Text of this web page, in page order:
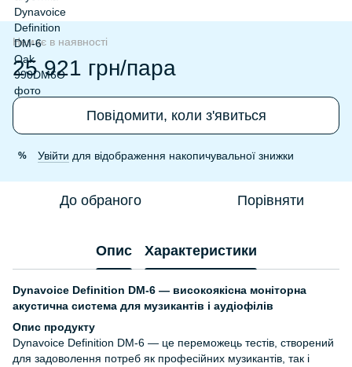
Немає в наявності
25 921 грн/пара
Повідомити, коли з'явиться
% Увійти для відображення накопичувальної знижки
До обраного Порівняти
Опис Характеристики
Dynavoice Definition DM-6 — високоякісна моніторна
акустична система для музикантів і аудіофілів
Опис продукту
Dynavoice Definition DM-6 — це переможець тестів, створений
для задоволення потреб як професійних музикантів, так і